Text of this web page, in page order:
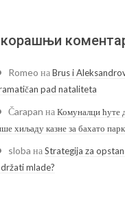
Romeo наBrus i
pad nataliteta
Čarapan наКомуналци ћуте
хиљаду казне за бахато
sloba наStrategija za
mlade?